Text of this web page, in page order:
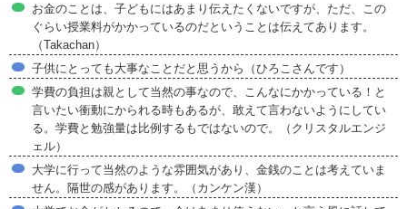
お金のことは、子どもにはあまり伝えたくないですが、ただ、この
ぐらい授業料がかかっているのだということは伝えてあります。
（Takachan）
子供にとっても大事なことだと思うから（ひろこさんです）
学費の負担は親として当然の事なので、こんなにかかっている！と
言いたい衝動にかられる時もあるが、敢えて言わないようにしてい
る。学費と勉強量は比例するもではないので。（クリスタルエンジ
ェル）
大学に行って当然のような雰囲気があり、金銭のことは考えていま
せん。隔世の感があります。（カンケン漢）